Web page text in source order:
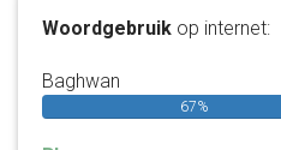
Woordgebruik op internet:
Baghwan
67%